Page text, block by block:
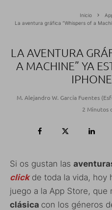
Inicio
La aventura gráfica “Whispers of a
LA AVENTURA
A MACHINE” YA
M. Alejandro W. García Fuentes
2 Minutos
Si os gustan las
clickde toda la vida, hoy
juego a la App Store, que
clásica con los géneros